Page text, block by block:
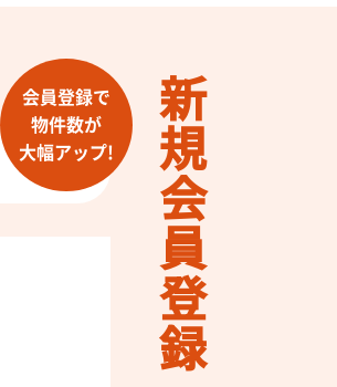
新規会員登録
会員登録で
物件数が
大幅アップ!